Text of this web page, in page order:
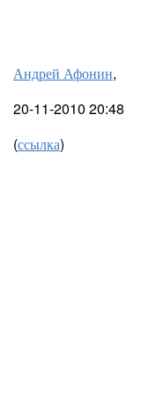
Андрей Афонин,
20-11-2010 20:48
(ссылка)